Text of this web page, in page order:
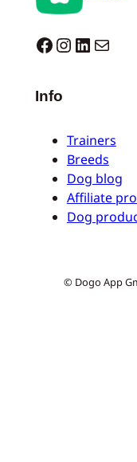
Dogo facebook InstagramLinkedIn E-mail
Info
Trainers
Breeds
Dog blog
Affiliate
Dog
© Dogo App